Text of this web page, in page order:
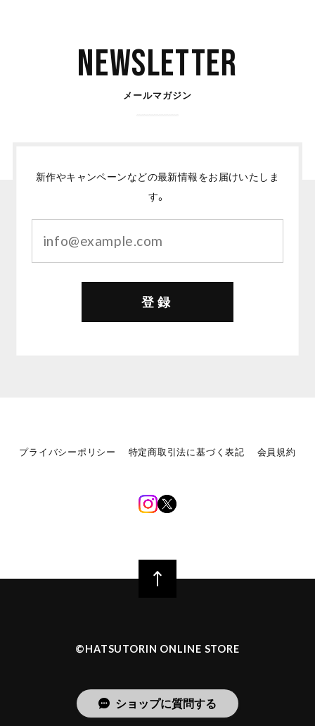
Newsletter
メールマガジン
新作やキャンペーンなどの最新情報をお届けいたしま
す。
登録
プライバシーポリシー 特定商取引法に基づく表記 会員規約
©︎HATSUTORIN ONLINE STORE
ショップに質問する